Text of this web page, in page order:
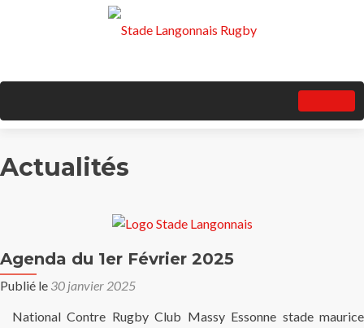
Actualités
Agenda du 1er Février 2025
Publié le 30 janvier 2025
National Contre Rugby Club Massy Essonne stade maurice